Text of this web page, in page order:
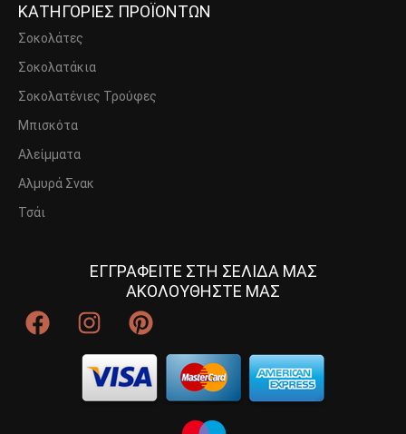
ΚΑΤΗΓΟΡΙΕΣ ΠΡΟΪΟΝΤΩΝ
Σοκολάτες
Σοκολατάκια
Σοκολατένιες Τρούφες
Μπισκότα
Αλείμματα
Αλμυρά Σνακ
Τσάι
ΕΓΓΡΑΦΕΙΤΕ ΣΤΗ ΣΕΛΙΔΑ ΜΑΣ
ΑΚΟΛΟΥΘΗΣΤΕ ΜΑΣ